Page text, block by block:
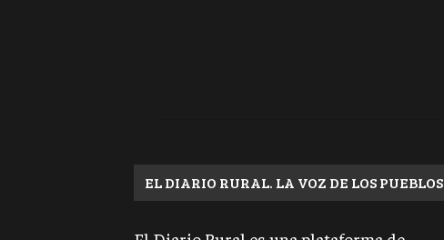
EL DIARIO RURAL. LA VOZ DE LOS PUEBLOS